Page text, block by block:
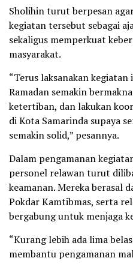
Sholihin turut berpesan
kegiatan tersebut sebagai
sekaligus memperkuat
masyarakat.
“Terus laksanakan
Ramadan semakin
ketertiban, dan lakukan
di Kota Samarinda supaya
semakin solid,” pesannya.
Dalam pengamanan
personel relawan turut
keamanan. Mereka berasal
Pokdar Kamtibmas, serta
bergabung untuk menjaga
“Kurang lebih ada lima
membantu pengamanan